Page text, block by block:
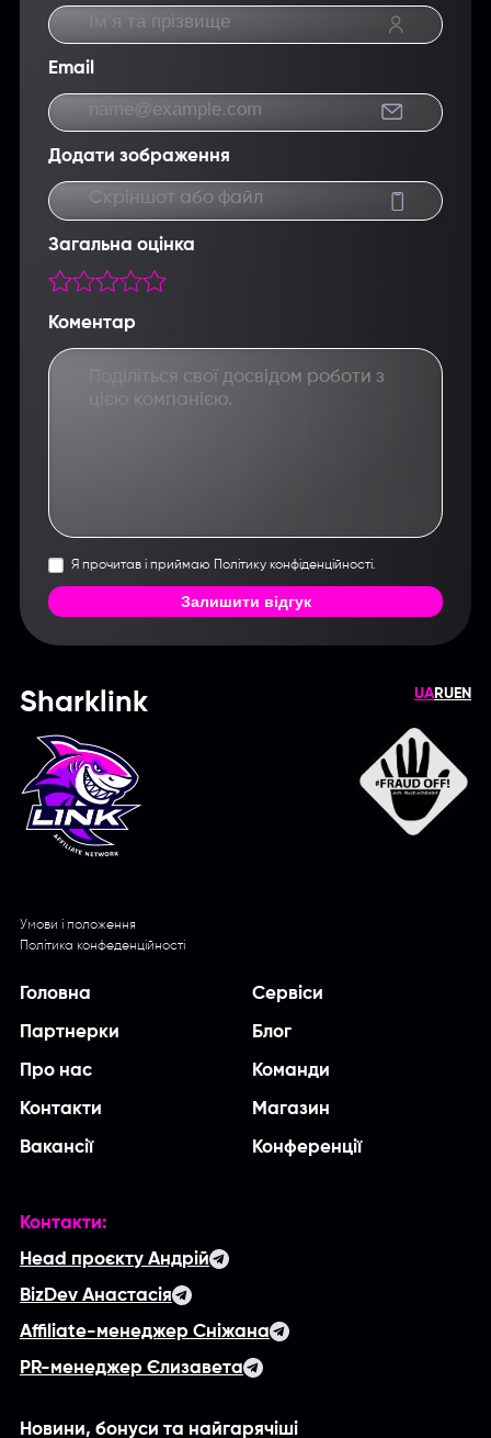
Email
Додати зображення
Скріншот або файл
Загальна оцінка
Коментар
Я прочитав і приймаю Політику конфіденційності.
Залишити відгук
Sharklink UARUEN
Умови і положення
Політика конфеденційності
Головна Сервіси
Партнерки Блог
Про нас Команди
Контакти Магазин
Вакансії Конференції
Контакти:
Head проєкту Андрій
BizDev Анастасія
Affiliate-менеджер Сніжана
PR-менеджер Єлизавета
Новини, бонуси та найгарячіші